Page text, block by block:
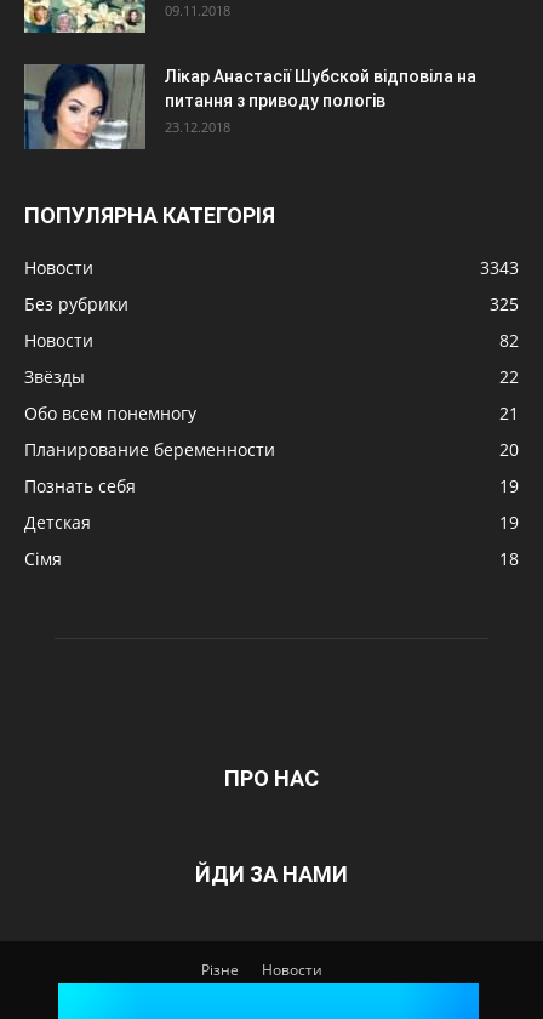
09.11.2018
Лікар Анастасії Шубской відповіла на
питання з приводу пологів
23.12.2018
ПОПУЛЯРНА КАТЕГОРІЯ
Новости
3343
Без рубрики
325
Новости
82
Звёзды
22
Обо всем понемногу
21
Планирование беременности
20
Познать себя
19
Детская
19
Сімя
18
ПРО НАС
ЙДИ ЗА НАМИ
Різне Новости